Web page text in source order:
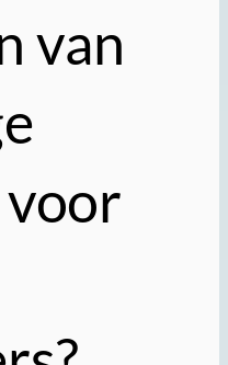
van